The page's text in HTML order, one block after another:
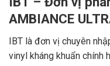
AMBIANCE
IBT là đơn vị chuyên
vinyl kháng khuẩn chính